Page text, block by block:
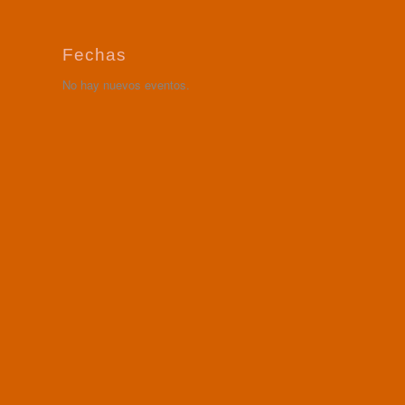
Fechas
No hay nuevos eventos.